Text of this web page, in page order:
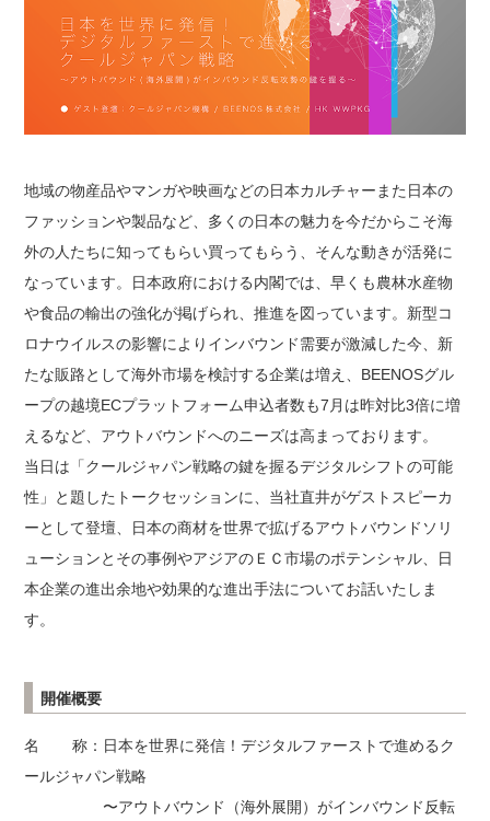
地域の物産品やマンガや映画などの日本カルチャーまた日本の
ファッションや製品など、多くの日本の魅力を今だからこそ海
外の人たちに知ってもらい買ってもらう、そんな動きが活発に
なっています。日本政府における内閣では、早くも農林水産物
や食品の輸出の強化が掲げられ、推進を図っています。新型コ
ロナウイルスの影響によりインバウンド需要が激減した今、新
たな販路として海外市場を検討する企業は増え、BEENOSグル
ープの越境ECプラットフォーム申込者数も7月は昨対比3倍に増
えるなど、アウトバウンドへのニーズは高まっております。
当日は「クールジャパン戦略の鍵を握るデジタルシフトの可能
性」と題したトークセッションに、当社直井がゲストスピーカ
ーとして登壇、日本の商材を世界で拡げるアウトバウンドソリ
ューションとその事例やアジアのＥＣ市場のポテンシャル、日
本企業の進出余地や効果的な進出手法についてお話いたしま
す。
開催概要
名称 ：日本を世界に発信！デジタルファーストで進めるク
ールジャパン戦略
〜アウトバウンド（海外展開）がインバウンド反転